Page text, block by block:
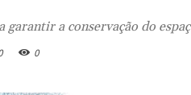
garantir a conservação do
0